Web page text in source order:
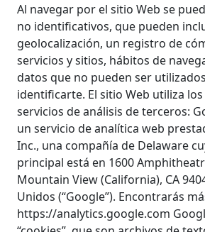
Al navegar por el sitio Web se
no identificativos, que pueden
geolocalización, un registro de
servicios y sitios, hábitos de
datos que no pueden ser
identificarte. El sitio Web utiliza
servicios de análisis de terceros:
un servicio de analítica web
Inc., una compañía de Delaware
principal está en 1600
Mountain View (California), CA
Unidos (“Google”). Encontrarás
https://analytics.google.com